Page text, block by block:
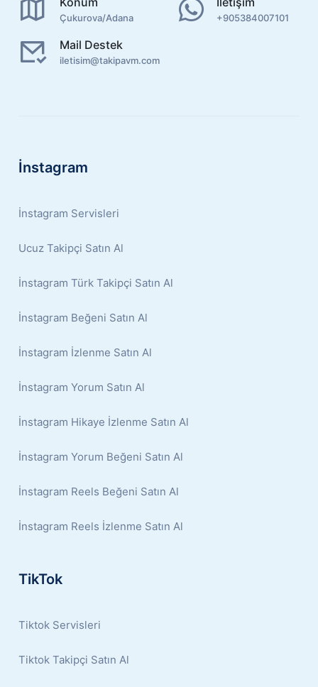
Çukurova/Adana +905384007101
Mail Destek
iletisim@takipavm.com
İnstagram
İnstagram Servisleri
Ucuz Takipçi Satın Al
İnstagram Türk Takipçi Satın Al
İnstagram Beğeni Satın Al
İnstagram İzlenme Satın Al
İnstagram Yorum Satın Al
İnstagram Hikaye İzlenme Satın Al
İnstagram Yorum Beğeni Satın Al
İnstagram Reels Beğeni Satın Al
İnstagram Reels İzlenme Satın Al
TikTok
Tiktok Servisleri
Tiktok Takipçi Satın Al